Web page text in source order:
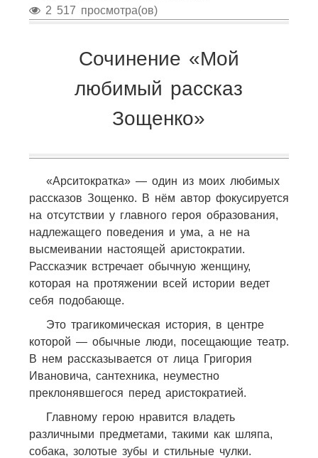
2 517 просмотра(ов)
Сочинение «Мой
любимый рассказ
Зощенко»
«Арситократка» — один из моих любимых
рассказов Зощенко. В нём автор фокусируется
на отсутствии у главного героя образования,
надлежащего поведения и ума, а не на
высмеивании настоящей аристократии.
Рассказчик встречает обычную женщину,
которая на протяжении всей истории ведет
себя подобающе.
Это трагикомическая история, в центре
которой — обычные люди, посещающие театр.
В нем рассказывается от лица Григория
Ивановича, сантехника, неуместно
преклонявшегося перед аристократией.
Главному герою нравится владеть
различными предметами, такими как шляпа,
собака, золотые зубы и стильные чулки.